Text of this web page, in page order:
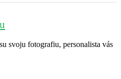
svoju fotografiu, personalista vás